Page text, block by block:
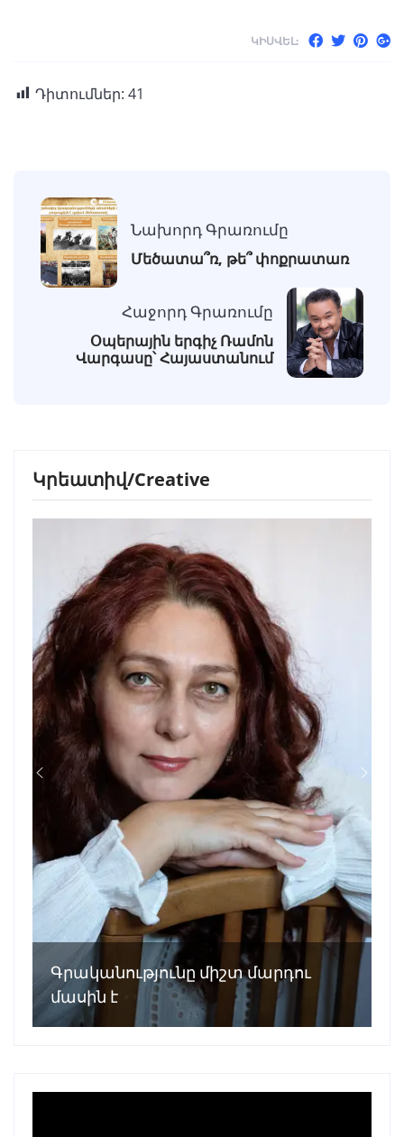
ԿԻՍՎԵԼ:
Դիտումներ: 41
Նախորդ Գրառումը
Մեծատա՞ռ, թե՞ փոքրատառ
Հաջորդ Գրառումը
Օպերային երգիչ Ռամոն
Վարգասը՝ Հայաստանում
Կրեատիվ/Creative
Գրականությունը միշտ մարդու
մասին է